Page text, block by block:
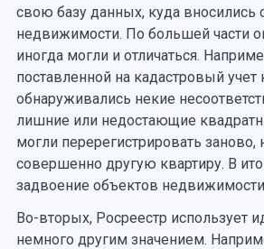
свою базу данных, куда вносились
недвижимости. По большей части
иногда могли и отличаться.
поставленной на кадастровый учет
обнаруживались некие
лишние или недостающие
могли перерегистрировать заново,
совершенно другую квартиру. В
задвоение объектов
Во-вторых, Росреестр использует
немного другим значением.